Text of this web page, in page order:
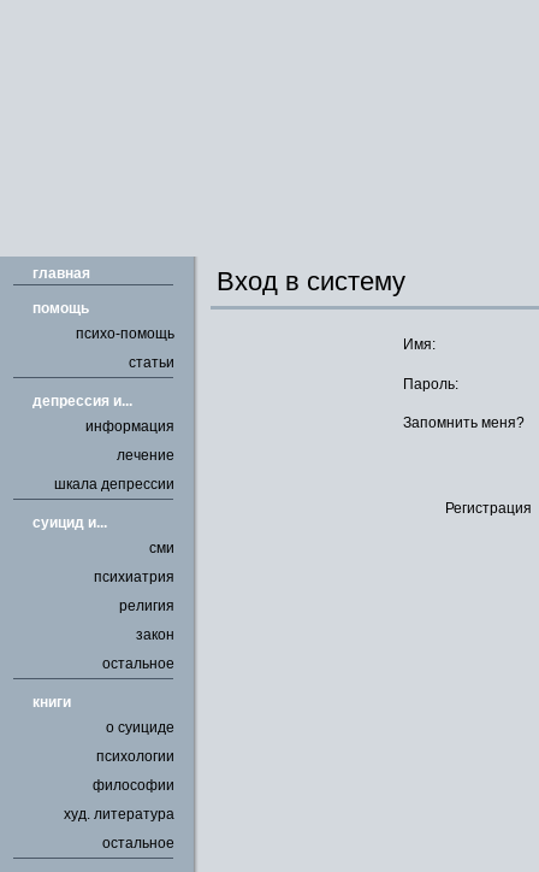
главная
помощь
психо-помощь
статьи
депрессия и...
информация
лечение
шкала депрессии
cуицид и...
сми
психиатрия
религия
закон
остальное
книги
о суициде
психологии
философии
худ. литература
остальное
Вход в систему
Имя:
Пароль:
Запомнить меня?
Регистрация